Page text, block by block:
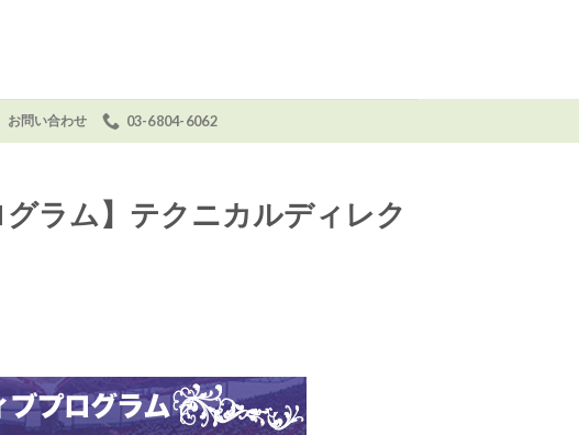
お問い合わせ 03-6804-6062
ラム】テクニカルディレク